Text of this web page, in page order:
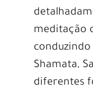
meditação
Shamata,
diferentes